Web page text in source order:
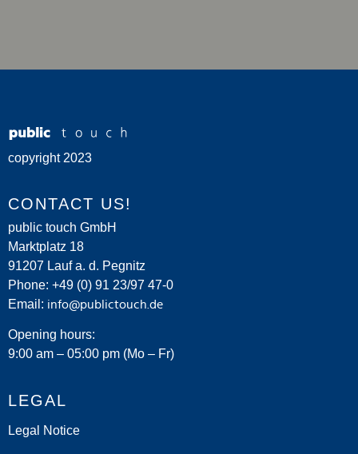
copyright 2023
CONTACT US!
public touch GmbH
Marktplatz 18
91207 Lauf a. d. Pegnitz
Phone: +49 (0) 91 23/97 47-0
Email: info@publictouch.de
Opening hours:
9:00 am – 05:00 pm (Mo – Fr)
LEGAL
Legal Notice